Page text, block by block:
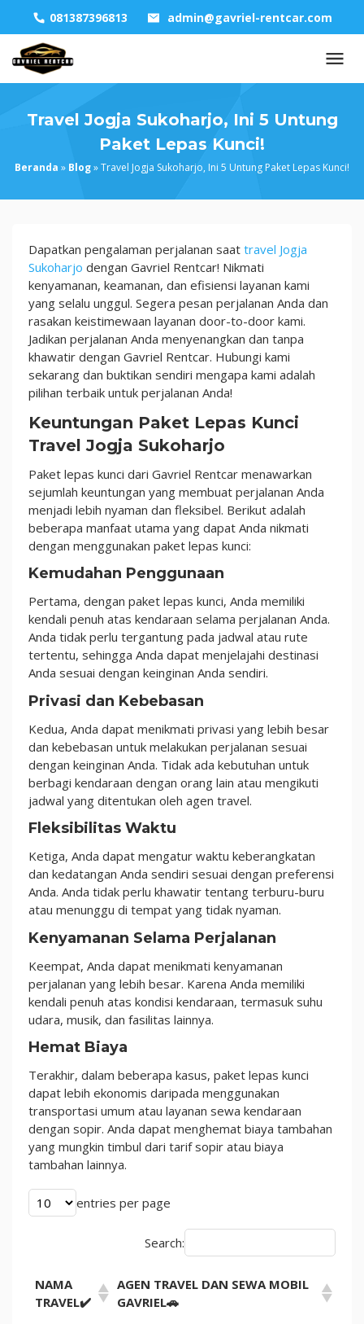
content
081387396813 admin@gavriel-rentcar.com
Travel Jogja Sukoharjo, Ini 5 Untung
Paket Lepas Kunci!
Beranda » Blog»Travel Jogja Sukoharjo, Ini 5 Untung Paket Lepas Kunci!
Travel
Jogja
Sukoharjo,
Ini
5
Untung
Paket
Lepas
Kunci!
Dapatkan pengalaman perjalanan saat travel Jogja
Sukoharjo dengan Gavriel Rentcar! Nikmati
kenyamanan, keamanan, dan efisiensi layanan kami
yang selalu unggul. Segera pesan perjalanan Anda dan
rasakan keistimewaan layanan door-to-door kami.
Jadikan perjalanan Anda menyenangkan dan tanpa
khawatir dengan Gavriel Rentcar. Hubungi kami
sekarang dan buktikan sendiri mengapa kami adalah
pilihan terbaik untuk perjalanan Anda!
Keuntungan Paket Lepas Kunci
Travel Jogja Sukoharjo
Paket lepas kunci dari Gavriel Rentcar menawarkan
sejumlah keuntungan yang membuat perjalanan Anda
menjadi lebih nyaman dan fleksibel. Berikut adalah
beberapa manfaat utama yang dapat Anda nikmati
dengan menggunakan paket lepas kunci:
Kemudahan Penggunaan
Pertama, dengan paket lepas kunci, Anda memiliki
kendali penuh atas kendaraan selama perjalanan Anda.
Anda tidak perlu tergantung pada jadwal atau rute
tertentu, sehingga Anda dapat menjelajahi destinasi
Anda sesuai dengan keinginan Anda sendiri.
Privasi dan Kebebasan
Kedua, Anda dapat menikmati privasi yang lebih besar
dan kebebasan untuk melakukan perjalanan sesuai
dengan keinginan Anda. Tidak ada kebutuhan untuk
berbagi kendaraan dengan orang lain atau mengikuti
jadwal yang ditentukan oleh agen travel.
Fleksibilitas Waktu
Ketiga, Anda dapat mengatur waktu keberangkatan
dan kedatangan Anda sendiri sesuai dengan preferensi
Anda. Anda tidak perlu khawatir tentang terburu-buru
atau menunggu di tempat yang tidak nyaman.
Kenyamanan Selama Perjalanan
Keempat, Anda dapat menikmati kenyamanan
perjalanan yang lebih besar. Karena Anda memiliki
kendali penuh atas kondisi kendaraan, termasuk suhu
udara, musik, dan fasilitas lainnya.
Hemat Biaya
Terakhir, dalam beberapa kasus, paket lepas kunci
dapat lebih ekonomis daripada menggunakan
transportasi umum atau layanan sewa kendaraan
dengan sopir. Anda dapat menghemat biaya tambahan
yang mungkin timbul dari tarif sopir atau biaya
tambahan lainnya.
entries per page
Search:
NAMA
TRAVEL✔️
AGEN TRAVEL DAN SEWA MOBIL
GAVRIEL🚗